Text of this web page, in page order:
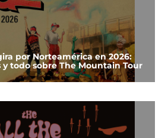
por Norteamérica en 2026:
todo sobre The Mountain Tour